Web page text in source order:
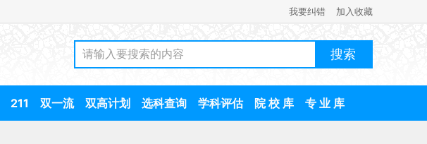
我要纠错 加入收藏
211 双一流 双高计划 选科查询 学科评估 院 校 库 专 业 库